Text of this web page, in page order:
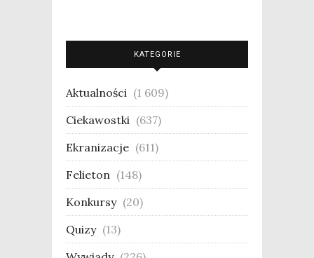
KATEGORIE
Aktualności (1 609)
Ciekawostki (637)
Ekranizacje (611)
Felieton (148)
Konkursy (20)
Quizy (13)